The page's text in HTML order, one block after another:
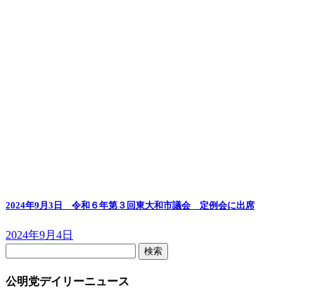
2024年9月3日 令和６年第３回東大和市議会 定例会に出席
2024年9月4日
公明党デイリーニュース